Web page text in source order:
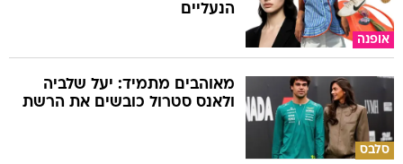
אופנה
הנעליים
סלבס
מאוהבים מתמיד: יעל שלביה
ולאנס סטרול כובשים את הרשת